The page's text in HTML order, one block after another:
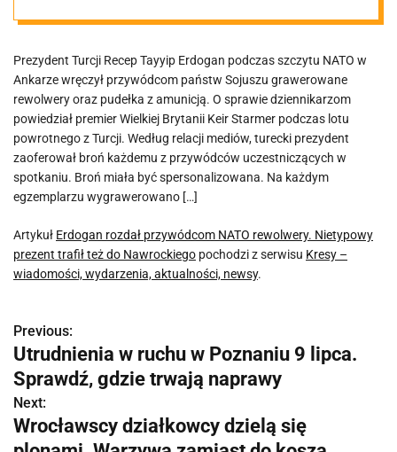
Nietypowy
prezent trafił
też do
Nawrockiego
Prezydent Turcji Recep Tayyip Erdogan podczas szczytu NATO w
Ankarze wręczył przywódcom państw Sojuszu grawerowane
rewolwery oraz pudełka z amunicją. O sprawie dziennikarzom
powiedział premier Wielkiej Brytanii Keir Starmer podczas lotu
powrotnego z Turcji. Według relacji mediów, turecki prezydent
zaoferował broń każdemu z przywódców uczestniczących w
spotkaniu. Broń miała być spersonalizowana. Na każdym
egzemplarzu wygrawerowano […]
Artykuł Erdogan rozdał przywódcom NATO rewolwery. Nietypowy
prezent trafił też do Nawrockiego pochodzi z serwisu Kresy –
wiadomości, wydarzenia, aktualności, newsy.
N
a
w
i
Previous:
Utrudnienia w ruchu w Poznaniu 9 lipca.
Sprawdź, gdzie trwają naprawy
Next:
Wrocławscy działkowcy dzielą się